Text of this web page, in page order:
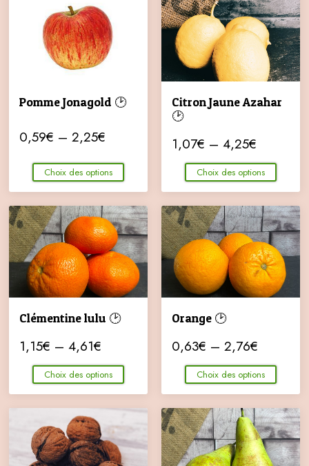
Pomme Jonagold 🕑
0,59€ –2,25€
Choix des options
Citron Jaune Azahar
🕑
1,07€ – 4,25€
Choix des options
Clémentine lulu 🕑
1,15€ –4,61€
Choix des options
Orange 🕑
0,63€ – 2,76€
Choix des options